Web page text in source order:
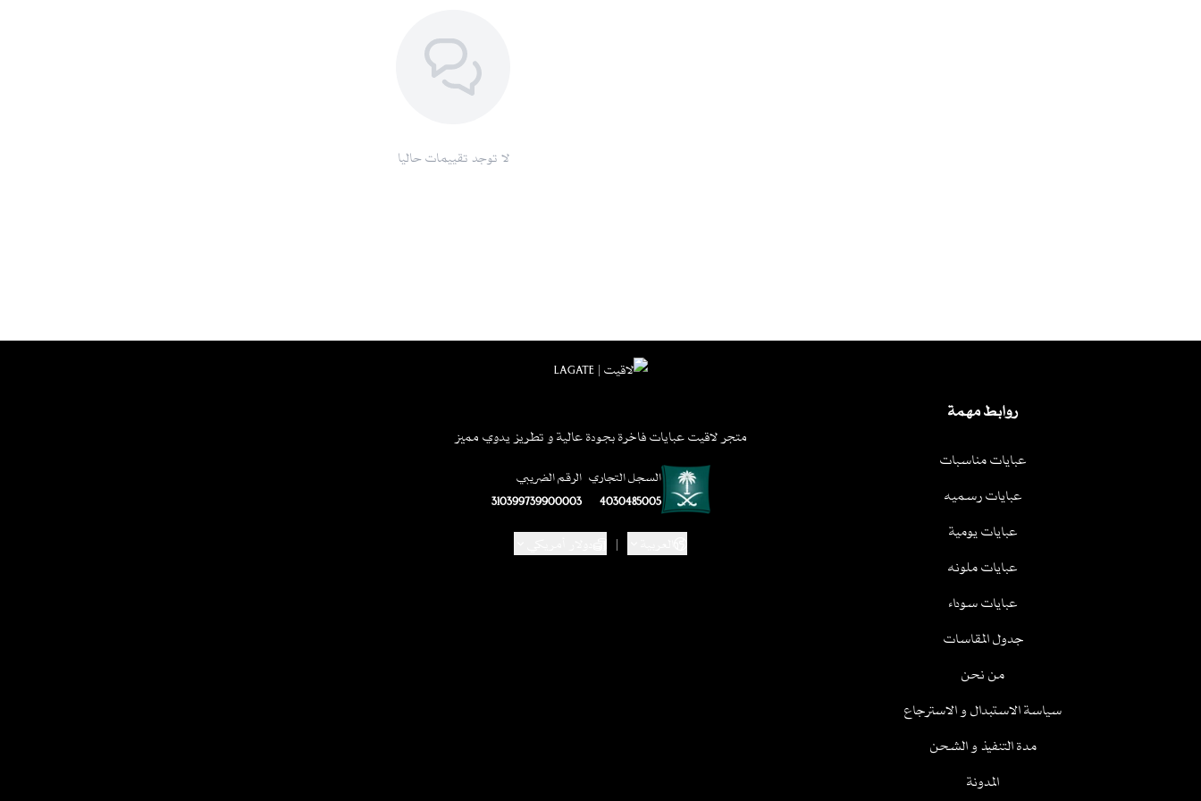
لا توجد تقييمات حاليا
روابط مهمة
عبايات مناسبات
عبايات رسميه
عبايات يومية
عبايات ملونه
عبايات سوداء
جدول المقاسات
من نحن
سياسة الاستبدال و الاسترجاع
مدة التنفيذ و الشحن
المدونة
متجر لاقيت عبايات فاخرة بجودة عالية و تطريز يدوي مميز
السجل التجاري
4030485005
الرقم الضريبي
310399739900003
|